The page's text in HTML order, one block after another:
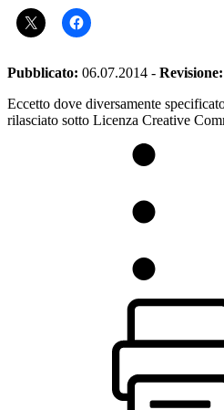
Pubblicato: 06.07.2014 - Revisione:
Eccetto dove diversamente
rilasciato sotto Licenza Creative